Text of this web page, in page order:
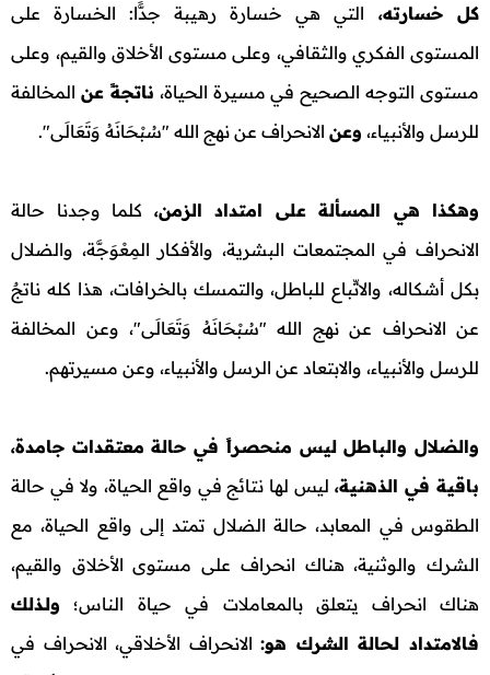
كل خسارته،
التي هي خسارة رهيبة جدًّا: الخسارة على
المستوى الفكري والثقافي، وعلى مستوى الأخلاق والقيم، وعلى
مستوى التوجه الصحيح في مسيرة الحياة، ناتجةً عنالمخالفة
للرسل والأنبياء، وعنالانحراف عن نهج الله "سُبْحَانَهُ وَتَعَالَى".
وهكذا هي المسألة على امتداد الزمن،كلما وجدنا حالة
الانحراف في المجتمعات البشرية، والأفكار المِعْوَجَّة، والضلال
بكل أشكاله، والاتِّباع للباطل، والتمسك بالخرافات، هذا كله ناتجٌ
عن الانحراف عن نهج الله "سُبْحَانَهُ وَتَعَالَى"، وعن المخالفة
للرسل والأنبياء، والابتعاد عن الرسل والأنبياء، وعن مسيرتهم.
والضلال والباطل ليس منحصراً في حالة معتقدات جامدة،
باقية في الذهنية،ليس لها نتائج في واقع الحياة، ولا في حالة
الطقوس في المعابد، حالة الضلال تمتد إلى واقع الحياة، مع
الشرك والوثنية، هناك انحراف على مستوى الأخلاق والقيم،
هناك انحراف يتعلق بالمعاملات في حياة الناس؛
ولـذلك
فالامتداد لحالة الشرك هو:الانحراف الأخلاقي، الانحراف في